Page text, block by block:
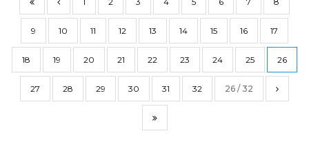
9 10 11 12 13 14 15 16 17
18 19 20 21 22 23 24 25 26
27 28 29 30 31 32 26 / 32